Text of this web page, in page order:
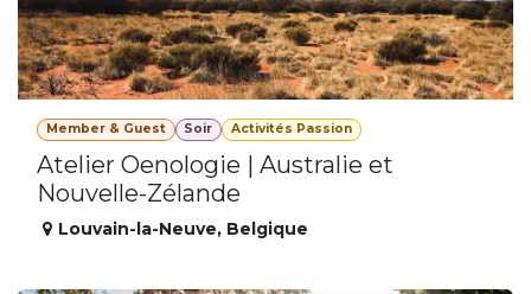
Member & Guest Soir Activités Passion
Atelier Oenologie | Australie et
Nouvelle-Zélande
Louvain-la-Neuve, Belgique